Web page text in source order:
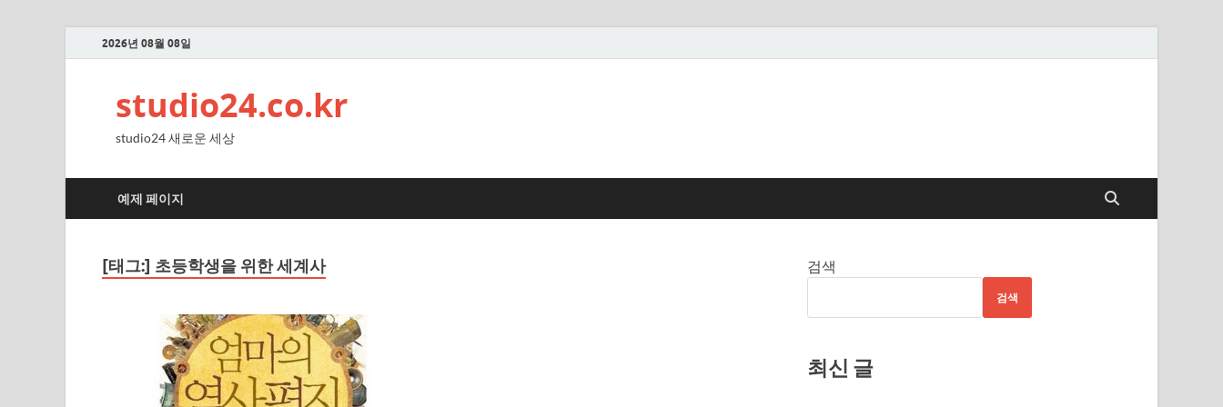
2026년 08월 08일
studio24.co.kr
studio24 새로운 세상
예제 페이지
[태그:] 초등학생을 위한 세계사 검색
검색
최신 글